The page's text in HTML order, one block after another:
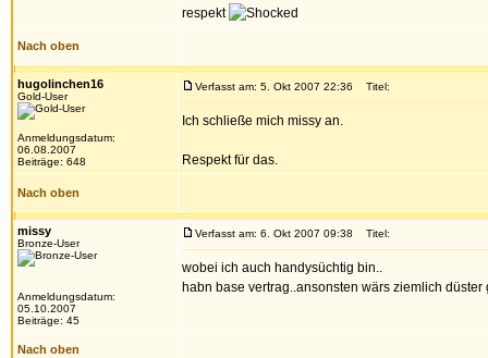
respekt
Nach oben
hugolinchen16
Gold-User
Anmeldungsdatum:
06.08.2007
Beiträge: 648
Verfasst am: 5. Okt 2007 22:36 Titel:
Ich schließe mich missy an.
Respekt für das.
Nach oben
missy
Bronze-User
Anmeldungsdatum:
05.10.2007
Beiträge: 45
Verfasst am: 6. Okt 2007 09:38 Titel:
wobei ich auch handysüchtig bin..
habn base vertrag..ansonsten wärs ziemlich
Nach oben